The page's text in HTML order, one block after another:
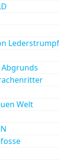
Lederstrumpf
Welt